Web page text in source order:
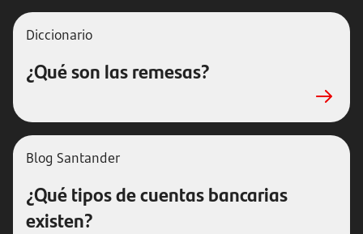
Diccionario
¿Qué son las remesas?
Blog Santander
¿Qué tipos de cuentas bancarias
existen?